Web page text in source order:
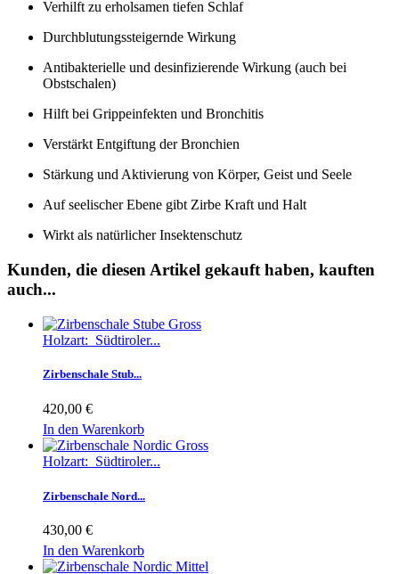
Verhilft zu erholsamen tiefen Schlaf
Durchblutungssteigernde Wirkung
Antibakterielle und desinfizierende Wirkung (auch bei
Obstschalen)
Hilft bei Grippeinfekten und Bronchitis
Verstärkt Entgiftung der Bronchien
Stärkung und Aktivierung von Körper, Geist und Seele
Auf seelischer Ebene gibt Zirbe Kraft und Halt
Wirkt als natürlicher Insektenschutz
Kunden, die diesen Artikel gekauft haben, kauften
auch...
Holzart: Südtiroler...
Zirbenschale Stub...
420,00 €
In den Warenkorb
Holzart: Südtiroler...
Zirbenschale Nord...
430,00 €
In den Warenkorb